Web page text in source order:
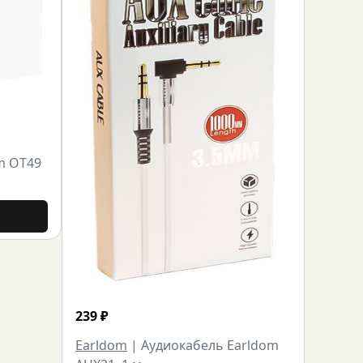
OT49
239₽
Earldom | Аудиокабель Earldom